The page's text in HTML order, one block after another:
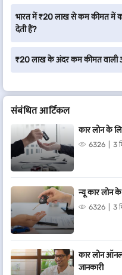
भारत में ₹20 लाख से कम कीमत में
देती हैं?
₹20 लाख के अंदर कम कीमत वाली
संबंधित आर्टिकल
कार लोन के
6326 3
न्यू कार लोन
6326 3
कार लोन
जानकारी